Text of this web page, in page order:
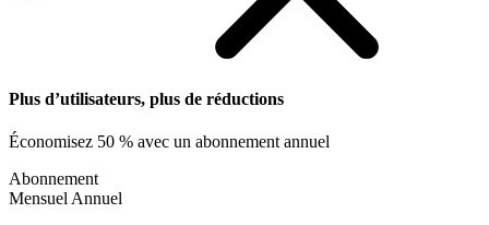
Plus d’utilisateurs, plus de réductions
Économisez 50 % avec un abonnement annuel
Abonnement
Mensuel Annuel